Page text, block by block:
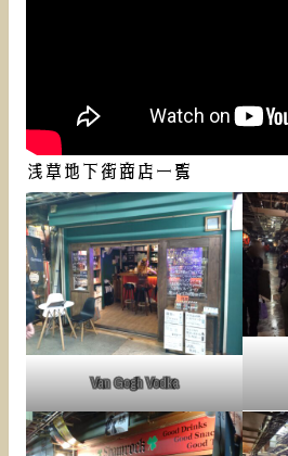
浅草地下街商店一覧
Van Gogh Vodka